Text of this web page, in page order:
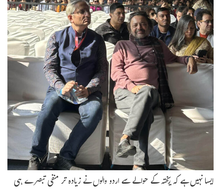
ایسا نہیں ہے کہ ریختہ کے حوالے سے اردو والوں نے زیادہ تر منفی تبصرے ہی